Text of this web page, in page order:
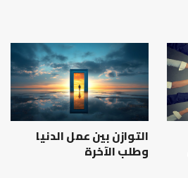
التوازن بين عمل الدنيا
وطلب الآخرة